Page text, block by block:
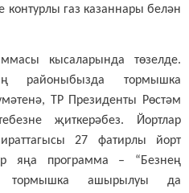
газ казаннары белән
кысаларында төзелде.
районыбызда тормышка
ТР Президенты Рөстәм
җиткерәбез. Йортлар
27 фатирлы йорт
яңа программа – “Безнең
тормышка ашырылуы да